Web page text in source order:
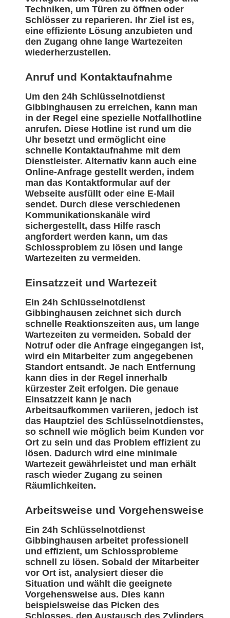
Techniken, um Türen zu öffnen oder
Schlösser zu reparieren. Ihr Ziel ist es,
eine effiziente Lösung anzubieten und
den Zugang ohne lange Wartezeiten
wiederherzustellen.
Anruf und Kontaktaufnahme
Um den 24h Schlüsselnotdienst
Gibbinghausen zu erreichen, kann man
in der Regel eine spezielle Notfallhotline
anrufen. Diese Hotline ist rund um die
Uhr besetzt und ermöglicht eine
schnelle Kontaktaufnahme mit dem
Dienstleister. Alternativ kann auch eine
Online-Anfrage gestellt werden, indem
man das Kontaktformular auf der
Webseite ausfüllt oder eine E-Mail
sendet. Durch diese verschiedenen
Kommunikationskanäle wird
sichergestellt, dass Hilfe rasch
angfordert werden kann, um das
Schlossproblem zu lösen und lange
Wartezeiten zu vermeiden.
Einsatzzeit und Wartezeit
Ein 24h Schlüsselnotdienst
Gibbinghausen zeichnet sich durch
schnelle Reaktionszeiten aus, um lange
Wartezeiten zu vermeiden. Sobald der
Notruf oder die Anfrage eingegangen ist,
wird ein Mitarbeiter zum angegebenen
Standort entsandt. Je nach Entfernung
kann dies in der Regel innerhalb
kürzester Zeit erfolgen. Die genaue
Einsatzzeit kann je nach
Arbeitsaufkommen variieren, jedoch ist
das Hauptziel des Schlüsselnotdienstes,
so schnell wie möglich beim Kunden vor
Ort zu sein und das Problem effizient zu
lösen. Dadurch wird eine minimale
Wartezeit gewährleistet und man erhält
rasch wieder Zugang zu seinen
Räumlichkeiten.
Arbeitsweise und Vorgehensweise
Ein 24h Schlüsselnotdienst
Gibbinghausen arbeitet professionell
und effizient, um Schlossprobleme
schnell zu lösen. Sobald der Mitarbeiter
vor Ort ist, analysiert dieser die
Situation und wählt die geeignete
Vorgehensweise aus. Dies kann
beispielsweise das Picken des